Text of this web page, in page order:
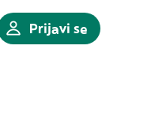
Prijavi se